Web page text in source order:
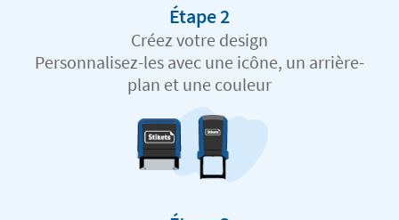
Étape 2
Créez votre design
Personnalisez-les avec une icône, un arrière-
plan et une couleur